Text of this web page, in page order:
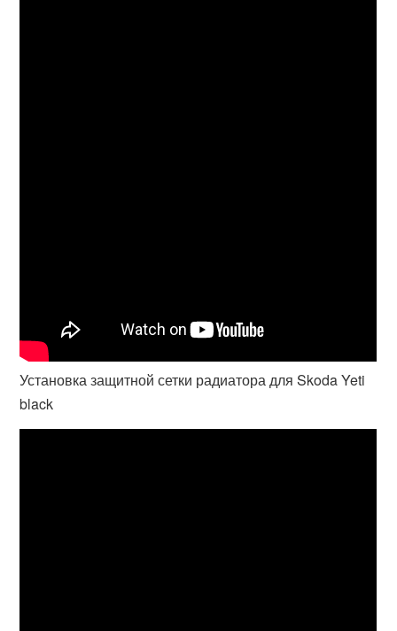
Установка защитной сетки радиатора для Skoda Yeti
black